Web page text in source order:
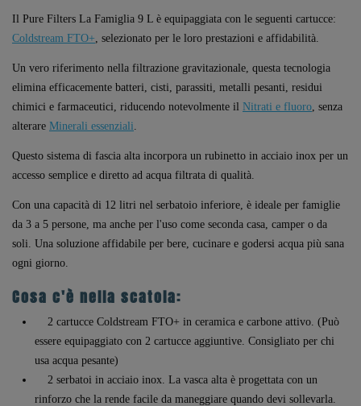
Il Pure Filters La Famiglia 9 L è equipaggiata con le seguenti cartucce:
Coldstream FTO+ , selezionato per le loro prestazioni e affidabilità.
Un vero riferimento nella filtrazione gravitazionale, questa tecnologia
elimina efficacemente batteri, cisti, parassiti, metalli pesanti, residui
chimici e farmaceutici, riducendo notevolmente il Nitrati e fluoro , senza
alterare Minerali essenziali
Questo sistema di fascia alta incorpora un rubinetto in acciaio inox per un
accesso semplice e diretto ad acqua filtrata di qualità.
Con una capacità di 12 litri nel serbatoio inferiore, è ideale per famiglie
da 3 a 5 persone, ma anche per l'uso come seconda casa, camper o da
soli. Una soluzione affidabile per bere, cucinare e godersi acqua più sana
ogni giorno.
Cosa c'è nella scatola:
2 cartucce Coldstream FTO+ in ceramica e carbone attivo. (Può
essere equipaggiato con 2 cartucce aggiuntive. Consigliato per chi
usa acqua pesante)
2 serbatoi in acciaio inox. La vasca alta è progettata con un
rinforzo che la rende facile da maneggiare quando devi sollevarla.